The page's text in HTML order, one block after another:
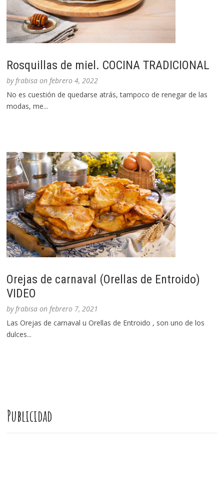
Rosquillas de miel. COCINA TRADICIONAL
byfrabisa onfebrero 4, 2022
No es cuestión de quedarse atrás, tampoco de renegar de las
modas, me...
Orejas de carnaval (Orellas de Entroido)
VIDEO
byfrabisa onfebrero 7, 2021
Las Orejas de carnaval u Orellas de Entroido , son uno de los
dulces...
Publicidad